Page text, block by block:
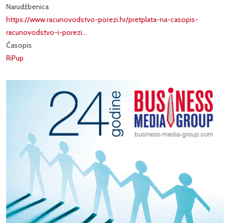
Narudžbenica
https://www.racunovodstvo-porezi.hr/pretplata-na-casopis-
racunovodstvo-i-porezi…
Časopis
RiPup